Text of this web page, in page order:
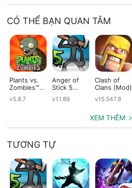
CÓ THỂ BẠN QUAN TÂM
Plants vs.
Zombies™
v5.8.7
Anger of
Stick 5
v1.1.89
Clash of
Clans (Mod)
v15.547.8
XEM THÊM
TƯƠNG TỰ